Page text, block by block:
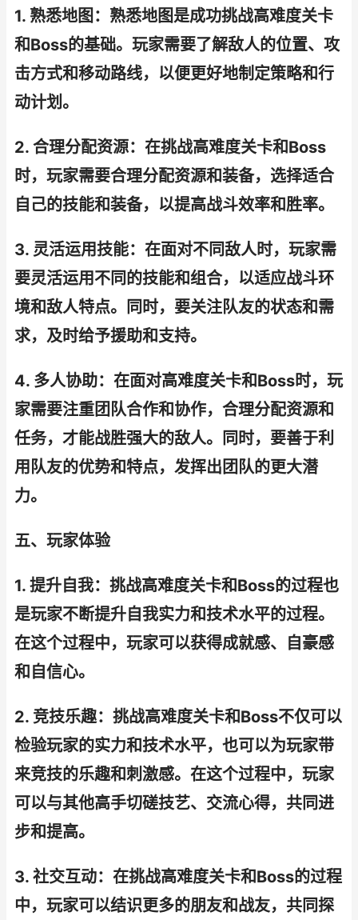
1. 熟悉地图：熟悉地图是成功挑战高难度关卡
和Boss的基础。玩家需要了解敌人的位置、攻
击方式和移动路线，以便更好地制定策略和行
动计划。
2. 合理分配资源：在挑战高难度关卡和Boss
时，玩家需要合理分配资源和装备，选择适合
自己的技能和装备，以提高战斗效率和胜率。
3. 灵活运用技能：在面对不同敌人时，玩家需
要灵活运用不同的技能和组合，以适应战斗环
境和敌人特点。同时，要关注队友的状态和需
求，及时给予援助和支持。
4. 多人协助：在面对高难度关卡和Boss时，玩
家需要注重团队合作和协作，合理分配资源和
任务，才能战胜强大的敌人。同时，要善于利
用队友的优势和特点，发挥出团队的更大潜
力。
五、玩家体验
1. 提升自我：挑战高难度关卡和Boss的过程也
是玩家不断提升自我实力和技术水平的过程。
在这个过程中，玩家可以获得成就感、自豪感
和自信心。
2. 竞技乐趣：挑战高难度关卡和Boss不仅可以
检验玩家的实力和技术水平，也可以为玩家带
来竞技的乐趣和刺激感。在这个过程中，玩家
可以与其他高手切磋技艺、交流心得，共同进
步和提高。
3. 社交互动：在挑战高难度关卡和Boss的过程
中，玩家可以结识更多的朋友和战友，共同探